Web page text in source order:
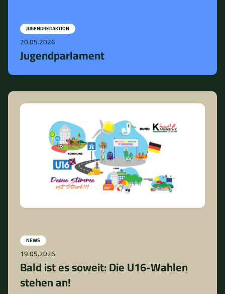
JUGENDREDAKTION
20.05.2026
Jugendparlament
NEWS
19.05.2026
Bald ist es soweit: Die U16-Wahlen
stehen an!